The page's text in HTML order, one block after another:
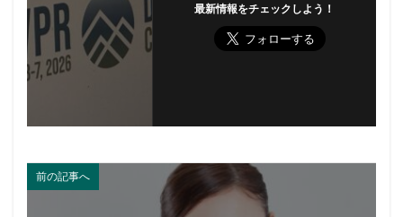
最新情報をチェックしよう！
前の記事へ